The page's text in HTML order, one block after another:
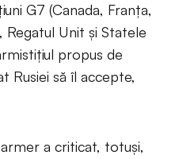
G7 (Canada, Franța,
Regatul Unit și Statele
propus de
Rusiei să îl accepte,
a criticat, totuși,